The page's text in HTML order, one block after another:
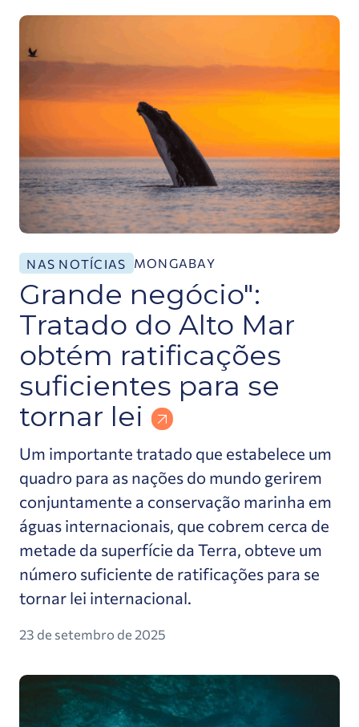
Grande negócio": Tratado do Alto Mar obtém
NAS NOTÍCIAS MONGABAY
Grande negócio":
Tratado do Alto Mar
obtém ratificações
suficientes para se
tornar lei
Um importante tratado que estabelece um
quadro para as nações do mundo gerirem
conjuntamente a conservação marinha em
águas internacionais, que cobrem cerca de
metade da superfície da Terra, obteve um
número suficiente de ratificações para se
tornar lei internacional.
23 de setembro de 2025
A Open Planet lança uma nova coleção de